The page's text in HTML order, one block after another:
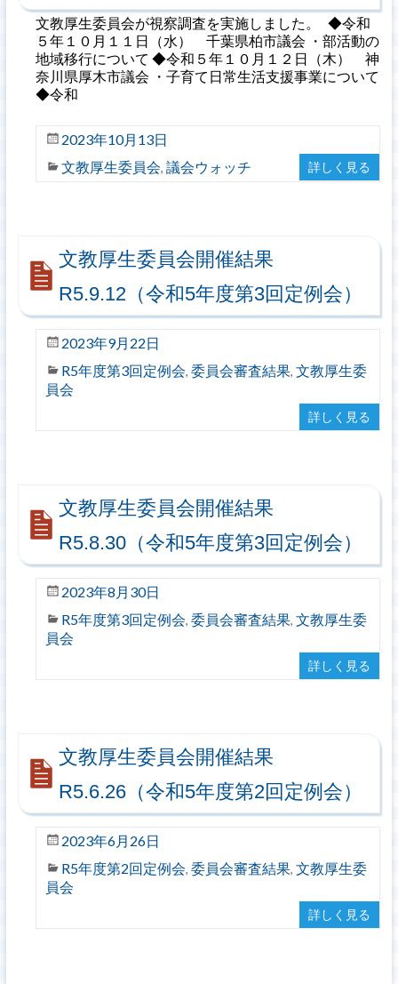
文教厚生委員会が視察調査を実施しました。 ◆令和
５年１０月１１日（水） 千葉県柏市議会 ・部活動の
地域移行について ◆令和５年１０月１２日（木） 神
奈川県厚木市議会 ・子育て日常生活支援事業について
◆令和
2023年10月13日
文教厚生委員会, 議会ウォッチ 詳しく見る
文教厚生委員会開催結果
R5.9.12（令和5年度第3回定例会）
2023年9月22日
R5年度第3回定例会, 委員会審査結果, 文教厚生委
員会
詳しく見る
文教厚生委員会開催結果
R5.8.30（令和5年度第3回定例会）
2023年8月30日
R5年度第3回定例会, 委員会審査結果, 文教厚生委
員会
詳しく見る
文教厚生委員会開催結果
R5.6.26（令和5年度第2回定例会）
2023年6月26日
R5年度第2回定例会, 委員会審査結果, 文教厚生委
員会
詳しく見る